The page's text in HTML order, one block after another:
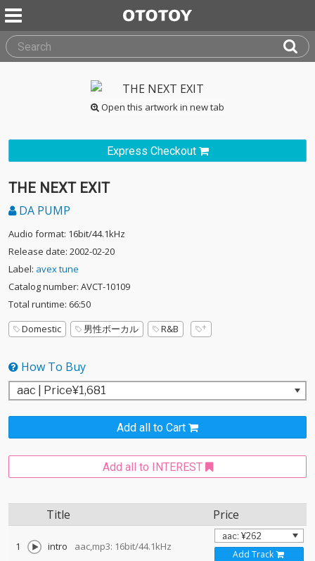
Open this artwork in new tab
Express Checkout
THE NEXT EXIT
DA PUMP
Audio format: 16bit/44.1kHz
Release date: 2002-02-20
Label: avex tune
Catalog number: AVCT-10109
Total runtime: 66:50
Domestic
男性ボーカル R&B
How To Buy
Add all to Cart
Add all to INTEREST
Title Price
1 intro aac,mp3: 16bit/44.1kHz
Add Track